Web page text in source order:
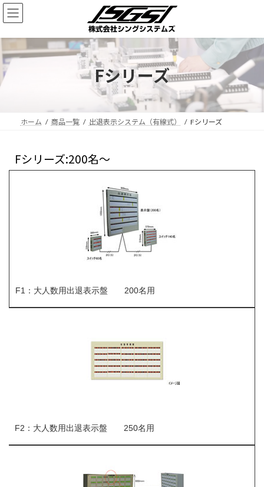
Fシリーズ
ホーム 商品一覧 出退表示システム（有線式） Fシリーズ
Fシリーズ:200名～
F1：大人数用出退表示盤 200名用
F2：大人数用出退表示盤 250名用